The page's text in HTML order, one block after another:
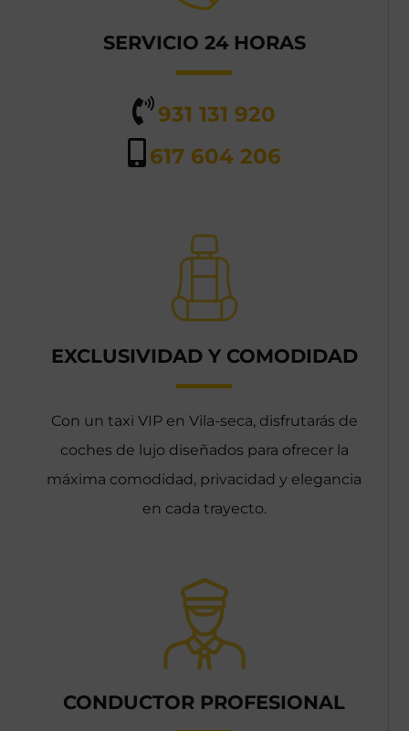
SERVICIO 24 HORAS
931 131 920
617 604 206
EXCLUSIVIDAD Y COMODIDAD
Con un taxi VIP en Vila-seca, disfrutarás de
coches de lujo diseñados para ofrecer la
máxima comodidad, privacidad y elegancia
en cada trayecto.
CONDUCTOR PROFESIONAL